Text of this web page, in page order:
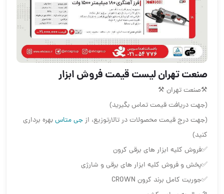
صنعت تهران لیست قیمت فروش ابزار
⚒صنعت تهران ⚒
(جهت دریافت قیمت تماس بگیرید)
(جهت درج قیمت محصولات در تالارتوزیع، ازجی متاسبهره برداری
کنید)
✅فروش کلیه ابزار های برقی کرون
✅پخش و فروش کلیه ابزار های برقی و شارژی
✅جوریت کامل برند کرون CROWN